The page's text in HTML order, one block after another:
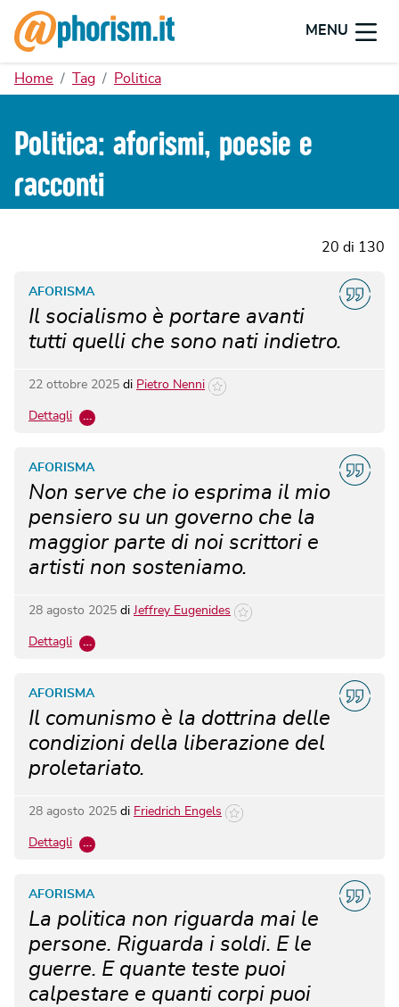
MENU
Home Tag Politica
Politica: aforismi, poesie e
racconti
20 di 130
Il socialismo è portare avanti
tutti quelli che sono nati indietro.
AFORISMA
22 ottobre 2025 di Pietro Nenni
Dettagli …
Non serve che io esprima il mio
pensiero su un governo che la
maggior parte di noi scrittori e
artisti non sosteniamo.
AFORISMA
28 agosto 2025 di Jeffrey Eugenides
Dettagli …
Il comunismo è la dottrina delle
condizioni della liberazione del
proletariato.
AFORISMA
28 agosto 2025 di Friedrich Engels
Dettagli …
La politica non riguarda mai le
persone. Riguarda i soldi. E le
guerre. E quante teste puoi
calpestare e quanti corpi puoi
AFORISMA